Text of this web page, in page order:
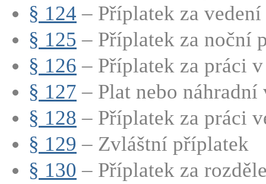
§ 124 – Příplatek za vedení
§ 125 – Příplatek za noční
§ 126 – Příplatek za práci
§ 127 – Plat nebo náhradní
§ 128 – Příplatek za práci
§ 129 – Zvláštní příplatek
§ 130 – Příplatek za